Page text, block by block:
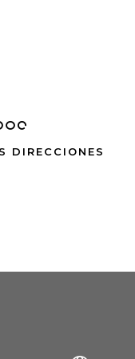
DIRECCIONES